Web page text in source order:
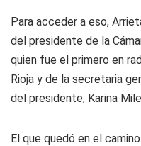
Para acceder a eso,
del presidente de la
quien fue el primero en
Rioja y de la secretaria
del presidente, Karina
El que quedó en el